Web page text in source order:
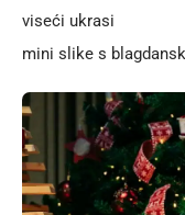
viseći ukrasi
mini slike s